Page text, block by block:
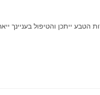
ייתכן והטיפול בעניינך